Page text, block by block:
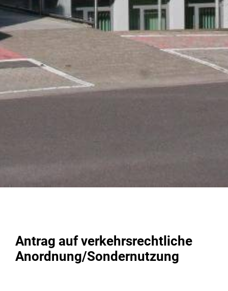
Antrag auf verkehrsrechtliche
Anordnung/Sondernutzung